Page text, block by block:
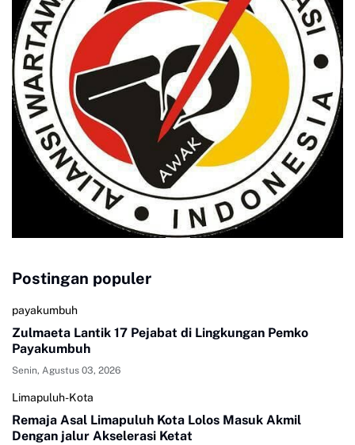
Postingan populer
payakumbuh
Zulmaeta Lantik 17 Pejabat di Lingkungan Pemko
Payakumbuh
Senin, Agustus 03, 2026
Limapuluh-Kota
Remaja Asal Limapuluh Kota Lolos Masuk Akmil
Dengan jalur Akselerasi Ketat